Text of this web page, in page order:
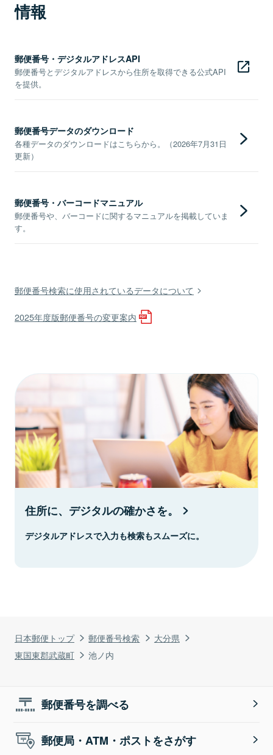
日本郵便トップ 郵便番号検索
大分県
東国東郡武蔵町
池ノ内
情報
郵便番号・デジタルアドレスAPI
郵便番号とデジタルアドレスから住所を取得できる公式API
を提供。
郵便番号データのダウンロード
各種データのダウンロードはこちらから。（2026年7月31日
更新）
郵便番号・バーコードマニュアル
郵便番号や、バーコードに関するマニュアルを掲載していま
す。
郵便番号検索に使用されているデータについて
2025年度版郵便番号の変更案内
住所に、デジタルの確かさを。
デジタルアドレスで入力も検索もスムーズに。
郵便番号を調べる
郵便局・ATM・ポストをさがす